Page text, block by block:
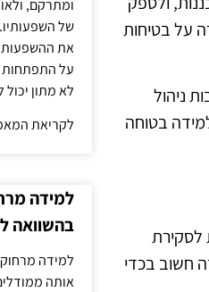
על בטיחות
ניהול
בטוחה
לסקירת
חשוב בכדי
ומתרקם,
של
את ההשפעות
על התפתחות
לא מתון יכול
לקריאת
למידה
בהשוואה
למידה מרחוק
אותה